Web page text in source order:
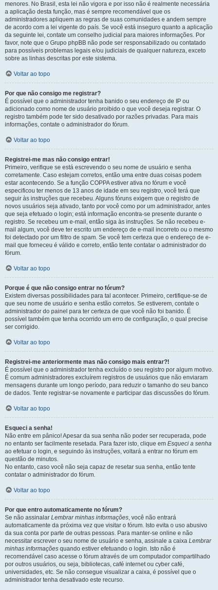
menores. No Brasil, esta lei não vigora e por isso não é realmente necessária
a aplicação desta função, mas é sempre recomendável que os
administradores apliquem as regras de suas comunidades e andem sempre
de acordo com a lei vigente do país. Se você está inseguro quanto a aplicação
da seguinte lei, contate um conselho judicial para maiores informações. Por
favor, note que o Grupo phpBB não pode ser responsabilizado ou contatado
para possíveis problemas legais e/ou judiciais de qualquer natureza, exceto
sobre as linhas descritas por este sistema.
Voltar ao topo
Por que não consigo me registrar?
É possível que o administrador tenha banido o seu endereço de IP ou
adicionado como nome de usuário proibido o que você deseja registrar. O
registro também pode ter sido desativado por razões privadas. Para mais
informações, contate o administrador do fórum.
Voltar ao topo
Registrei-me mas não consigo entrar!
Primeiro, verifique se está escrevendo o seu nome de usuário e senha
corretamente. Caso estejam corretos, então uma entre duas coisas podem
estar acontecendo. Se a função COPPA estiver ativa no fórum e você
especificou ter menos de 13 anos de idade em seu registro, você terá que
seguir às instruções que recebeu. Alguns fóruns exigem que o registro de
novos usuários seja ativado, tanto por você como por um administrador, antes
que seja efetuado o login; está informação encontra-se presente durante o
registro. Se recebeu um e-mail, então siga às instruções. Se não recebeu e-
mail algum, você deve ter escrito um endereço de e-mail incorreto ou o mesmo
foi detectado por um filtro de spam. Se você tem certeza que o endereço de e-
mail que forneceu é válido e correto, então tente contatar o administrador do
fórum.
Voltar ao topo
Porque é que não consigo entrar no fórum?
Existem diversas possibilidades para tal acontecer. Primeiro, certifique-se de
que seu nome de usuário e senha estão corretos. Se estiverem, contate o
administrador do painel para ter certeza de que você não foi banido. É
possível também que tenha ocorrido um erro de configuração, o qual precise
ser corrigido.
Voltar ao topo
Registrei-me anteriormente mas não consigo mais entrar?!
É possível que o administrador tenha excluído o seu registro por algum motivo.
É comum administradores excluírem registros de usuários que não enviaram
mensagens durante um longo período, para reduzir o tamanho do seu banco
de dados. Tente registrar-se novamente e participar das discussões do fórum.
Voltar ao topo
Esqueci a senha!
Não entre em pânico! Apesar da sua senha não poder ser recuperada, pode
no entanto ser facilmente resetada. Para fazer isto, clique em Esqueci a senha
ao efetuar o login, e seguindo às instruções, voltará a entrar no fórum em
questão de minutos.
No entanto, caso você não seja capaz de resetar sua senha, então tente
contatar o administrador do fórum.
Voltar ao topo
Por que entro automaticamente no fórum?
Se não assinalar Lembrar minhas informações, você não entrará
automaticamente da próxima vez que visitar o fórum. Isto evita o uso abusivo
da sua conta por parte de outras pessoas. Para manter-se online e não
necessitar escrever o seu nome de usuário e senha, assinale a caixa Lembrar
minhas informações quando estiver efetuando o login. Isto não é
recomendável caso acesse o fórum através de um computador compartilhado
por outros usuários, ou seja, bibliotecas, café internet ou cyber café,
universidades, etc. Se não consegue visualizar a caixa, é possível que o
administrador tenha desativado este recurso.